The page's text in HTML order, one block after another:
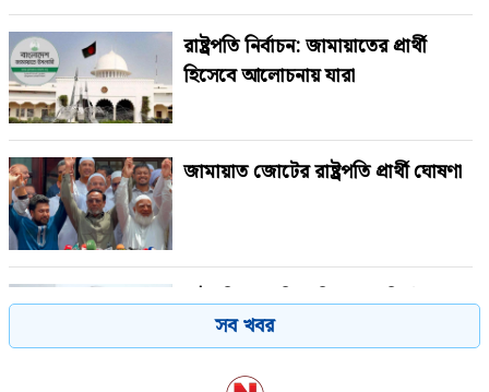
রাষ্ট্রপতি নির্বাচন: জামায়াতের প্রার্থী
হিসেবে আলোচনায় যারা
জামায়াত জোটের রাষ্ট্রপতি প্রার্থী ঘোষণা
রাষ্ট্রপতি পদে বিএনপি থেকে মির্জা
ফখরুল মনোনীত
সব খবর